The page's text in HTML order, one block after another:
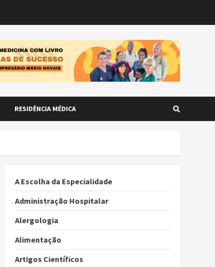
RESIDÊNCIA MÉDICA
A Escolha da Especialidade
Administração Hospitalar
Alergologia
Alimentação
Artigos Científicos